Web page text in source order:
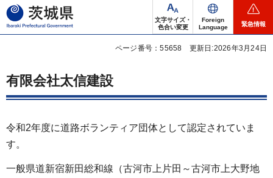
茨城県
文字サイズ・
色合い変更
Foreign
Language
緊急情報
ページ番号：55658 更新日:2026年3月24日
有限会社太信建設
令和2年度に道路ボランティア団体として認定されていま
す。
一般県道新宿新田総和線（古河市上片田～古河市上大野地